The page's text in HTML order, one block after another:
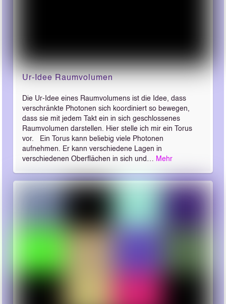
Ur-Idee Raumvolumen
Die Ur-Idee eines Raumvolumens ist die Idee, dass
verschränkte Photonen sich koordiniert so bewegen,
dass sie mit jedem Takt ein in sich geschlossenes
Raumvolumen darstellen. Hier stelle ich mir ein Torus
vor. Ein Torus kann beliebig viele Photonen
aufnehmen. Er kann verschiedene Lagen in
verschiedenen Oberflächen in sich und… Mehr